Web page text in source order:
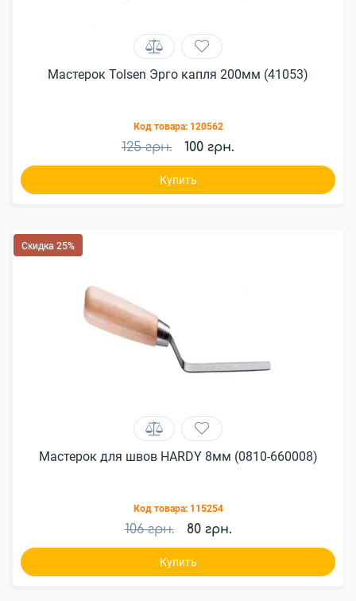
Мастерок Tolsen Эрго капля 200мм (41053)
Код товара: 120562
125 грн. 100 грн.
Купить
Скидка 25%
Мастерок для швов HARDY 8мм (0810-660008)
Код товара: 115254
106 грн. 80 грн.
Купить